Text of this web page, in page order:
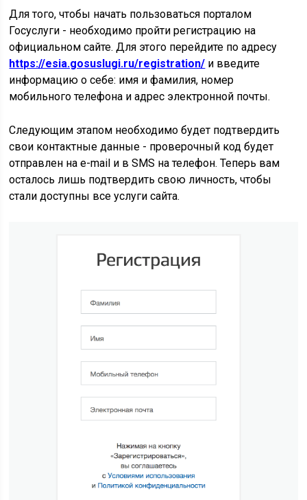
Для того, чтобы начать пользоваться порталом
Госуслуги - необходимо пройти регистрацию на
официальном сайте. Для этого перейдите по адресу
https://esia.gosuslugi.ru/registration/ и введите
информацию о себе: имя и фамилия, номер
мобильного телефона и адрес электронной почты.
Следующим этапом необходимо будет подтвердить
свои контактные данные - проверочный код будет
отправлен на e-mail и в SMS на телефон. Теперь вам
осталось лишь подтвердить свою личность, чтобы
стали доступны все услуги сайта.